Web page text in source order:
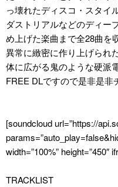
っ壊れたディスコ・スタイ
ダストリアルなどのディー
め上げた楽曲まで全28曲を
異常に緻密に作り上げられ
体に広がる鬼のような硬派
FREE DLですので是非是非
[soundcloud url=”https://
width=”100%” height=”450″
TRACKLIST